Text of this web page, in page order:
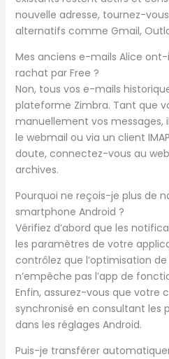
nouvelle adresse, tournez-
alternatifs comme Gmail,
Mes anciens e-mails Alice
rachat par Free ?
Non, tous vos e-mails
plateforme Zimbra. Tant que
manuellement vos messages,
le webmail ou via un client
doute, connectez-vous au
archives.
Pourquoi ne reçois-je plus de
smartphone Android ?
Vérifiez d’abord que les
les paramètres de votre
contrôlez que l’optimisation
n’empêche pas l’app de
Enfin, assurez-vous que
synchronisé en consultant les
dans les réglages Android.
Puis-je transférer